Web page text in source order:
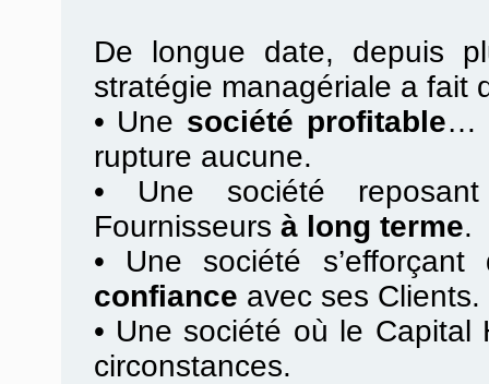
De longue date, depuis
stratégie managériale a fait
• Une société profitable…
rupture aucune.
• Une société
Fournisseurs à long terme.
• Une société
confiance avec ses Clients.
• Une société où le Capital
circonstances.